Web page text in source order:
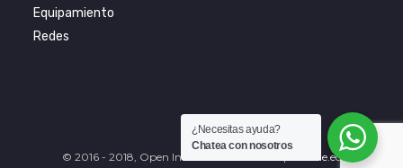
Equipamiento
Redes
© 2016 - 2018, Open Internet Desarrollado por Blue.ec
¿Necesitas ayuda?
Chatea con nosotros